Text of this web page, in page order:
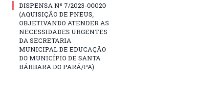
DISPENSA Nº 7/2023-00020
(AQUISIÇÃO DE PNEUS,
OBJETIVANDO ATENDER AS
NECESSIDADES URGENTES
DA SECRETARIA
MUNICIPAL DE EDUCAÇÃO
DO MUNICÍPIO DE SANTA
BÁRBARA DO PARÁ/PA)